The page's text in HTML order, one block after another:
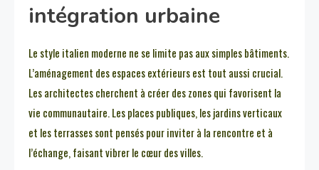
intégration urbaine
Le style italien moderne ne se limite pas aux simples bâtiments.
L’aménagement des espaces extérieurs est tout aussi crucial.
Les architectes cherchent à créer des zones qui favorisent la
vie communautaire. Les places publiques, les jardins verticaux
et les terrasses sont pensés pour inviter à la rencontre et à
l’échange, faisant vibrer le cœur des villes.